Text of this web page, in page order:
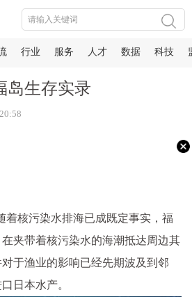
行业 服务 人才 数据 科技
生存实录
着核污染水排海已成既定事实，福
夹带着核污染水的海潮抵达周边其
于渔业的影响已经先期波及到邻
日本水产。